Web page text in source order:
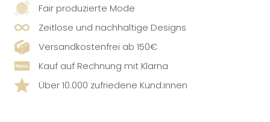
Fair produzierte Mode
Zeitlose und nachhaltige Designs
Versandkostenfrei ab 150€
Kauf auf Rechnung mit Klarna
Über 10.000 zufriedene Kund:innen